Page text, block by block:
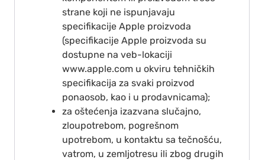
strane koji ne ispunjavaju
specifikacije Apple proizvoda
(specifikacije Apple proizvoda su
dostupne na veb-lokaciji
www.apple.com u okviru tehničkih
specifikacija za svaki proizvod
ponaosob, kao i u prodavnicama);
za oštećenja izazvana slučajno,
zloupotrebom, pogrešnom
upotrebom, u kontaktu sa tečnošću,
vatrom, u zemljotresu ili zbog drugih